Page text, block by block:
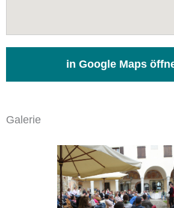
in Google Maps
Galerie